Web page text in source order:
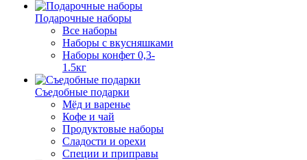
Подарочные наборы
Все наборы
Наборы с вкусняшками
Наборы конфет 0,3-
1.5кг
Съедобные подарки
Мёд и варенье
Кофе и чай
Продуктовые наборы
Сладости и орехи
Специи и приправы